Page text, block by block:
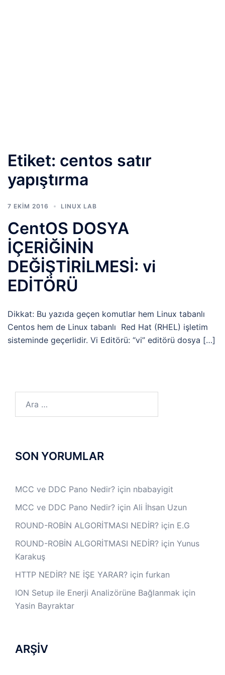
Etiket: centos satır
yapıştırma
7 EKIM 2016 LINUX LAB
CentOS DOSYA
İÇERİĞİNİN
DEĞİŞTİRİLMESİ: vi
EDİTÖRÜ
Dikkat: Bu yazıda geçen komutlar hem Linux tabanlı
Centos hem de Linux tabanlı Red Hat (RHEL) işletim
sisteminde geçerlidir. Vi Editörü: “vi” editörü dosya […]
SON YORUMLAR
MCC ve DDC Pano Nedir? için nbabayigit
MCC ve DDC Pano Nedir? için Ali İhsan Uzun
ROUND-ROBİN ALGORİTMASI NEDİR? için E.G
ROUND-ROBİN ALGORİTMASI NEDİR? için Yunus
Karakuş
HTTP NEDİR? NE İŞE YARAR? için furkan
ION Setup ile Enerji Analizörüne Bağlanmak için
Yasin Bayraktar
ARŞİV